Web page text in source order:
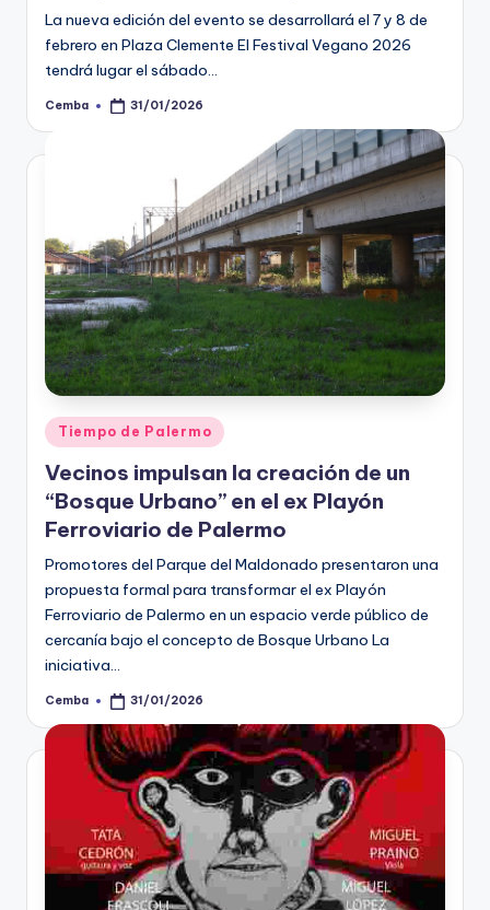
La nueva edición del evento se desarrollará el 7 y 8 de
febrero en Plaza Clemente El Festival Vegano 2026
tendrá lugar el sábado...
Posted
Cemba 31/01/2026
Posted
in
Tiempo de Palermo
Vecinos impulsan la creación de un
“Bosque Urbano” en el ex Playón
Ferroviario de Palermo
Promotores del Parque del Maldonado presentaron una
propuesta formal para transformar el ex Playón
Ferroviario de Palermo en un espacio verde público de
cercanía bajo el concepto de Bosque Urbano La
iniciativa…
Posted
Cemba 31/01/2026